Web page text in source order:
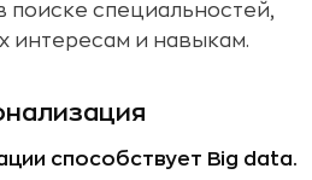
поиске специальностей,
интересам и навыкам.
способствует Big data.